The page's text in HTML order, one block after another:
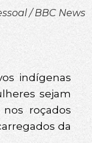
/ BBC News
indígenas
sejam
roçados
da